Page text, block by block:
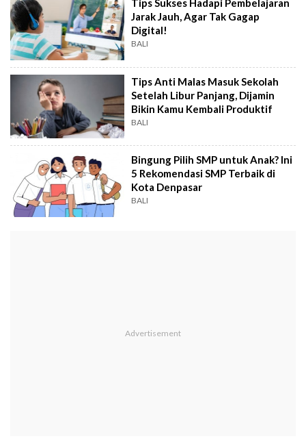
Tips Sukses Hadapi Pembelajaran
Jarak Jauh, Agar Tak Gagap
Digital!
BALI
Tips Anti Malas Masuk Sekolah
Setelah Libur Panjang, Dijamin
Bikin Kamu Kembali Produktif
BALI
Bingung Pilih SMP untuk Anak? Ini
5 Rekomendasi SMP Terbaik di
Kota Denpasar
BALI